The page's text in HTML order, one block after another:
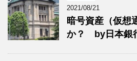
2021/08/21
暗号資産（仮想
か？ by日本銀